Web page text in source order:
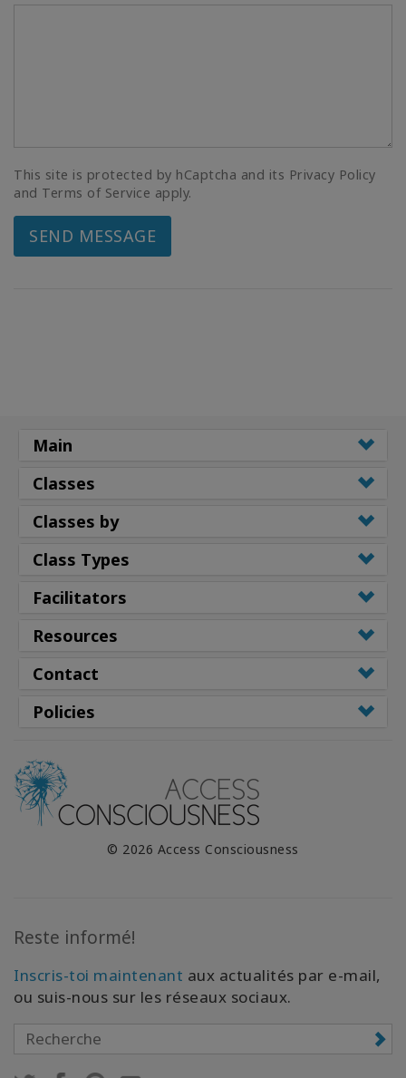
This site is protected by hCaptcha and its Privacy Policy
and Terms of Service apply.
SEND MESSAGE
Main
Classes
Classes by
Class Types
Facilitators
Resources
Contact
Policies
© 2026 Access Consciousness
Reste informé!
Inscris-toi maintenant aux actualités par e-mail,
ou suis-nous sur les réseaux sociaux.